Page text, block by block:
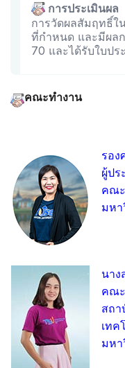
การประเมินผล
การวัดผลสัมฤทธิ์ใ
ที่กำหนด และมีผล
70 และได้รับใบปร
คณะทำงาน
รอง
ผู้ปร
คณ
มห
นา
คณ
สถา
เทค
มห